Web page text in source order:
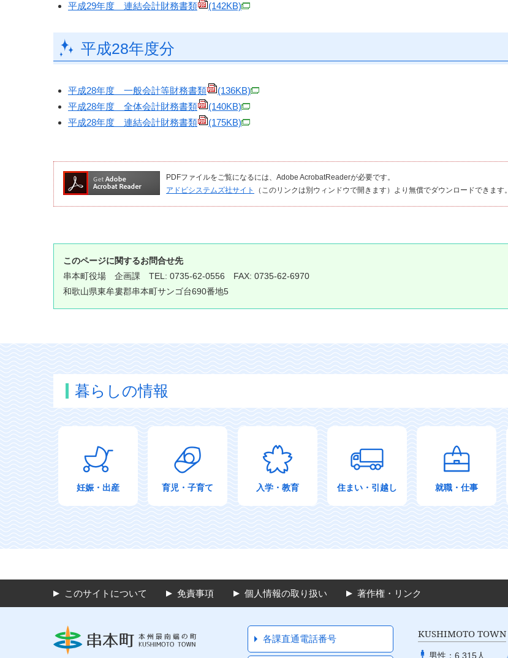
平成29年度 連結会計財務書類
(142KB)
平成28年度分
平成28年度 一般会計等財務書類
(136KB)
平成28年度 全体会計財務書類
(140KB)
平成28年度 連結会計財務書類
(175KB)
PDFファイルをご覧になるには、Adobe AcrobatReaderが必要です。
アドビシステムズ社サイト
（このリンクは別ウィンドウで開きます）より無償でダウンロードできます。
このページに関するお問合せ先
串本町役場 企画課
TEL: 0735-62-0556 FAX: 0735-62-6970
和歌山県東牟婁郡串本町サンゴ台690番地5
暮らしの情報
妊娠・出産 育児・子育て 入学・教育 住まい・引越し 就職・仕事
このサイトについて 免責事項 個人情報の取り扱い 著作権・リンク
各課直通電話番号 KUSHIMOTO TOWN
男性： 6,315人